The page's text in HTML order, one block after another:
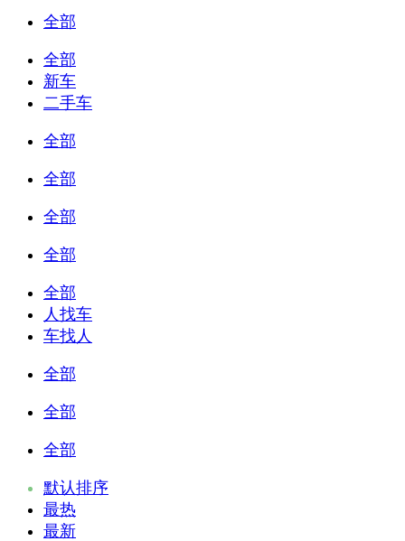
全部
全部
新车
二手车
全部
全部
全部
全部
全部
人找车
车找人
全部
全部
全部
默认排序
最热
最新